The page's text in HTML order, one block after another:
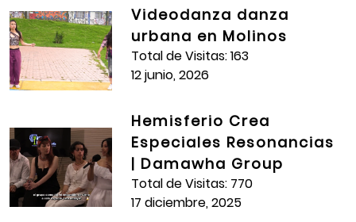
Daniel Felipe Piraquive
EQUIPO TÉCNICO
Maria Paula Cuellar
Tomás Carrillo
Kevin Leandro González
Katherin Daniela Forero
EQUIPO DE APOYO
Videodanza danza
urbana en Molinos
Total de Visitas: 163
12 junio, 2026
Hemisferio Crea
Especiales Resonancias
| Damawha Group
Total de Visitas: 770
17 diciembre, 2025